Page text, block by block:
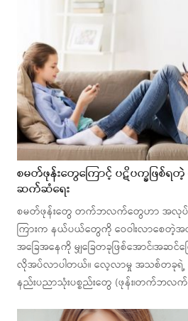
စမတ်ဖုန်းတွေကြောင့် ပဋိပက္ခဖြစ်ရ
ဆက်ဆံရေး
စမတ်ဖုန်းတွေ တက်ဘလက်တွေဟာ အလုပ်
ကြားက နယ်ပယ်တွေကို ဝေဝါးလာစေ
အခြေအနေကို မျှခြေတခုဖြစ်အောင်၊အဆ
လိုအပ်လာပါတယ်။ လေ့လာမှု အသစ်တခု
နည်းပညာသုံးပစ္စည်းတွေ (ဖုန်း၊တက်